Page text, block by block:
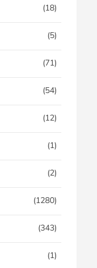
(18)
(5)
(71)
(54)
(12)
(1)
(2)
(1280)
(343)
(1)